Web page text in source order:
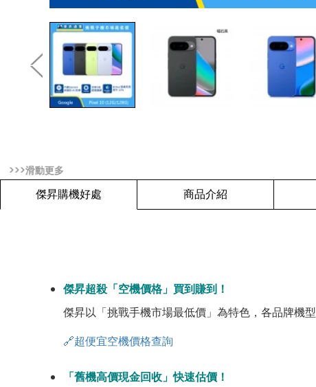
傑昇購機好處 商品介紹
傑昇超殺「空機價格」買到賺到！
傑昇以「挑戰手機市場最低價」為特色，各品牌機
🔗超便宜空機價格查詢
「舊機高價現金回收」快速估價！